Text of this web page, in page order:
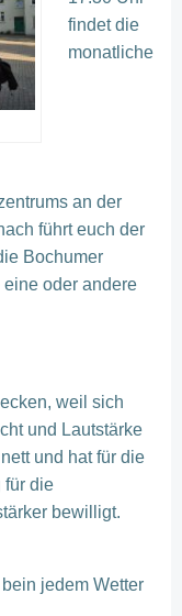
findet die
monatliche
an der
führt euch der
Bochumer
oder andere
weil sich
und Lautstärke
und hat für die
für die
bewilligt.
jedem Wetter